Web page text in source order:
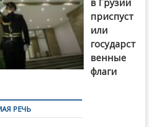
в Грузии
приспуст
или
государст
венные
флаги
РЕЧЬ